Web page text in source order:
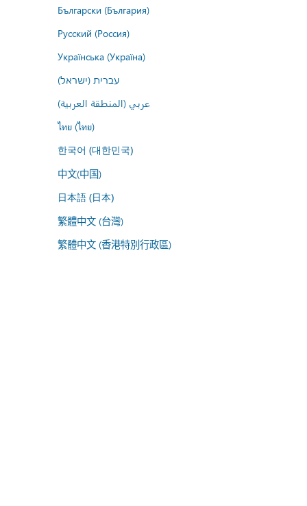
Български (България)
Русский (Россия)
Українська (Україна)
עברית (ישראל)
عربي (المنطقة العربية)
ไทย (ไทย)
한국어 (대한민국)
中文(中国)
日本語 (日本)
繁體中文 (台灣)
繁體中文 (香港特別行政區)